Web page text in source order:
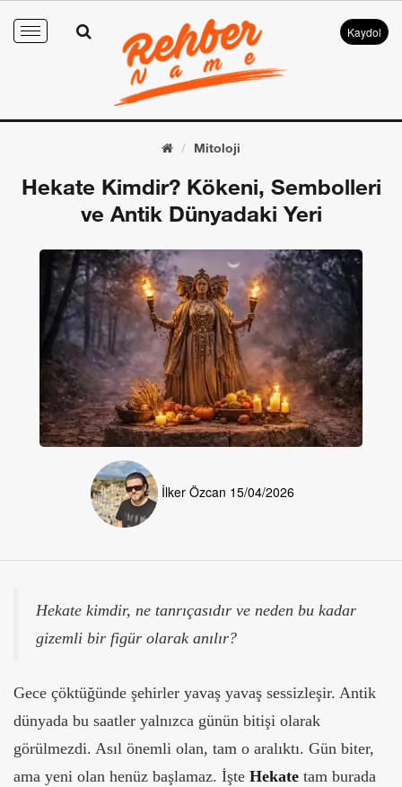
Toggle
Kaydol
Mitoloji
Hekate Kimdir? Kökeni, Sembolleri
ve Antik Dünyadaki Yeri
İlker Özcan 15/04/2026
Hekate kimdir, ne tanrıçasıdır ve neden bu kadar
gizemli bir figür olarak anılır?
Gece çöktüğünde şehirler yavaş yavaş sessizleşir. Antik
dünyada bu saatler yalnızca günün bitişi olarak
görülmezdi. Asıl önemli olan, tam o aralıktı. Gün biter,
ama yeni olan henüz başlamaz. İşte Hekate tam burada